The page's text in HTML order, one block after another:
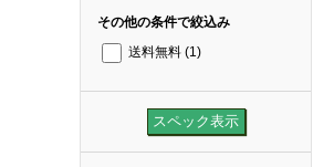
その他の条件で絞込み
送料無料 (1)